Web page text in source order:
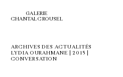
GALERIE
CHANTAL CROUSEL
ARCHIVES DES ACTUALITÉS
LYDIA OURAHMANE | 2015 |
CONVERSATION